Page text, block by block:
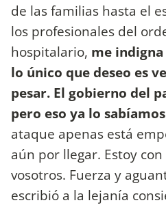
de las familias hasta el
los profesionales del
hospitalario, me
lo único que deseo es
pesar. El gobierno del
pero eso ya lo
ataque apenas está
aún por llegar. Estoy
vosotros. Fuerza y
escribió a la lejanía